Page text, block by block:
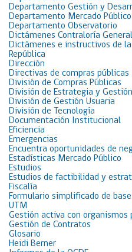
Departamento Gestión y
Departamento Mercado Público
Departamento Observatorio
Dictámenes Contraloría
Dictámenes e instructivos de
República
Dirección
Directivas de compras públicas
División de Compras Públicas
División de Estrategia y
División de Gestión Usuaria
División de Tecnología
Documentación Institucional
Eficiencia
Emergencias
Encuentra oportunidades de
Estadísticas Mercado Público
Estudios
Estudios de factibilidad y
Fiscalía
Formulario simplificado de
UTM
Gestión activa con organismos
Gestión de Contratos
Glosario
Heidi Berner